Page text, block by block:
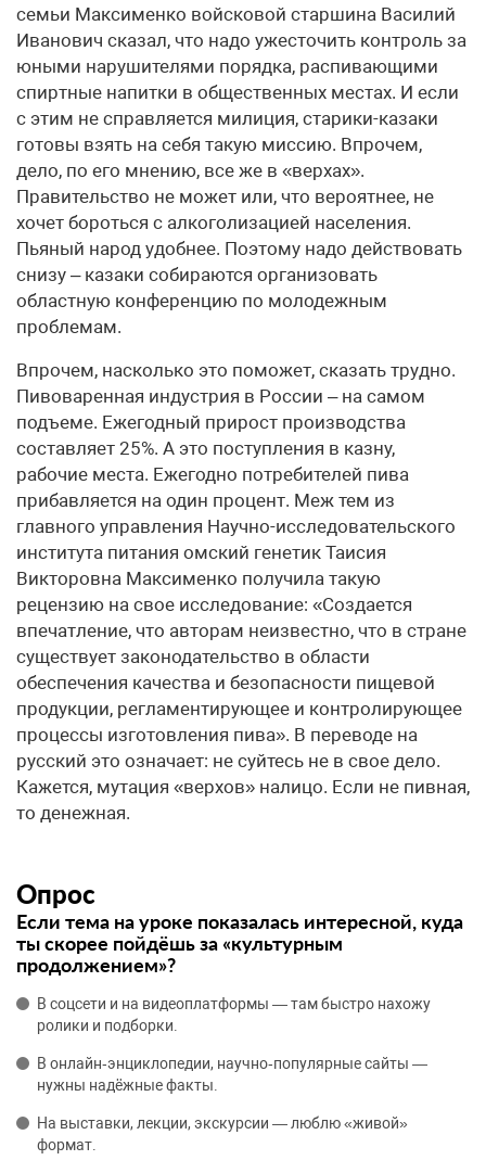
семьи Максименко войсковой старшина Василий
Иванович сказал, что надо ужесточить контроль за
юными нарушителями порядка, распивающими
спиртные напитки в общественных местах. И если
с этим не справляется милиция, старики-казаки
готовы взять на себя такую миссию. Впрочем,
дело, по его мнению, все же в «верхах».
Правительство не может или, что вероятнее, не
хочет бороться с алкоголизацией населения.
Пьяный народ удобнее. Поэтому надо действовать
снизу – казаки собираются организовать
областную конференцию по молодежным
проблемам.
Впрочем, насколько это поможет, сказать трудно.
Пивоваренная индустрия в России – на самом
подъеме. Ежегодный прирост производства
составляет 25%. А это поступления в казну,
рабочие места. Ежегодно потребителей пива
прибавляется на один процент. Меж тем из
главного управления Научно-исследовательского
института питания омский генетик Таисия
Викторовна Максименко получила такую
рецензию на свое исследование: «Создается
впечатление, что авторам неизвестно, что в стране
существует законодательство в области
обеспечения качества и безопасности пищевой
продукции, регламентирующее и контролирующее
процессы изготовления пива». В переводе на
русский это означает: не суйтесь не в свое дело.
Кажется, мутация «верхов» налицо. Если не пивная,
то денежная.
Опрос
Если тема на уроке показалась интересной, куда
ты скорее пойдёшь за «культурным
продолжением»?
В соцсети и на видеоплатформы — там быстро нахожу
ролики и подборки.
В онлайн‑энциклопедии, научно‑популярные сайты —
нужны надёжные факты.
На выставки, лекции, экскурсии — люблю «живой»
формат.